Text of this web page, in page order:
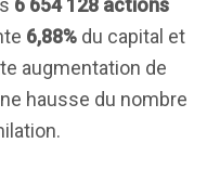
6 654 128 actions
6,88% du capital et
augmentation de
hausse du nombre